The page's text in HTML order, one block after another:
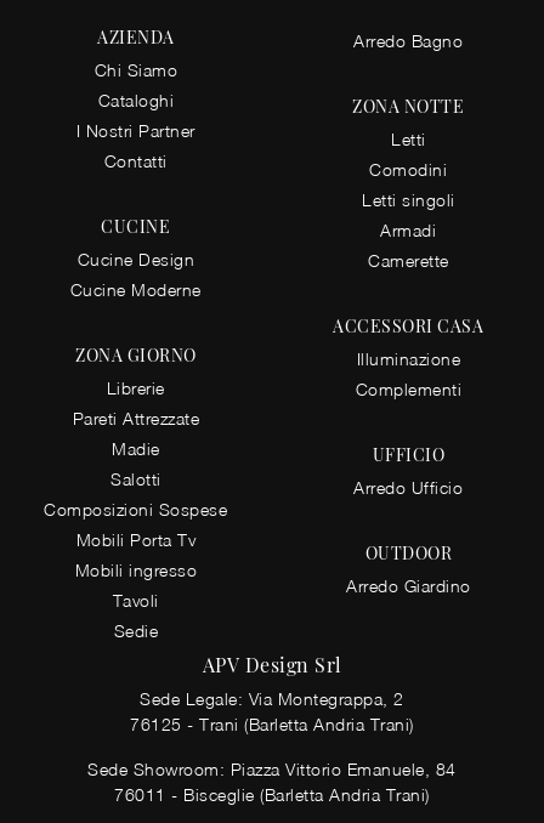
AZIENDA
Chi Siamo
Cataloghi
I Nostri Partner
Contatti
CUCINE
Cucine Design
Cucine Moderne
ZONA GIORNO
Librerie
Pareti Attrezzate
Madie
Salotti
Composizioni Sospese
Mobili Porta Tv
Mobili ingresso
Tavoli
Sedie
Arredo Bagno
ZONA NOTTE
Letti
Comodini
Letti singoli
Armadi
Camerette
ACCESSORI CASA
Illuminazione
Complementi
UFFICIO
Arredo Ufficio
OUTDOOR
Arredo Giardino
APV Design Srl
Sede Legale: Via Montegrappa, 2
76125 - Trani (Barletta Andria Trani)
Sede Showroom: Piazza Vittorio Emanuele, 84
76011 - Bisceglie (Barletta Andria Trani)